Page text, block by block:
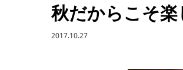
秋だからこそ
2017.10.27